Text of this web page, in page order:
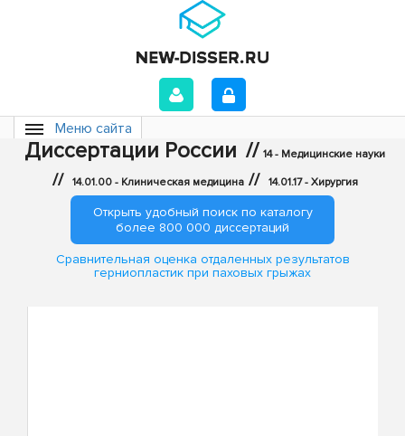
Меню сайта
Диссертации России // 14 - Медицинские науки
// 14.01.00 - Клиническая медицина // 14.01.17 - Хирургия
Открыть удобный поиск по каталогу
более 800 000 диссертаций
Сравнительная оценка отдаленных результатов
герниопластик при паховых грыжах